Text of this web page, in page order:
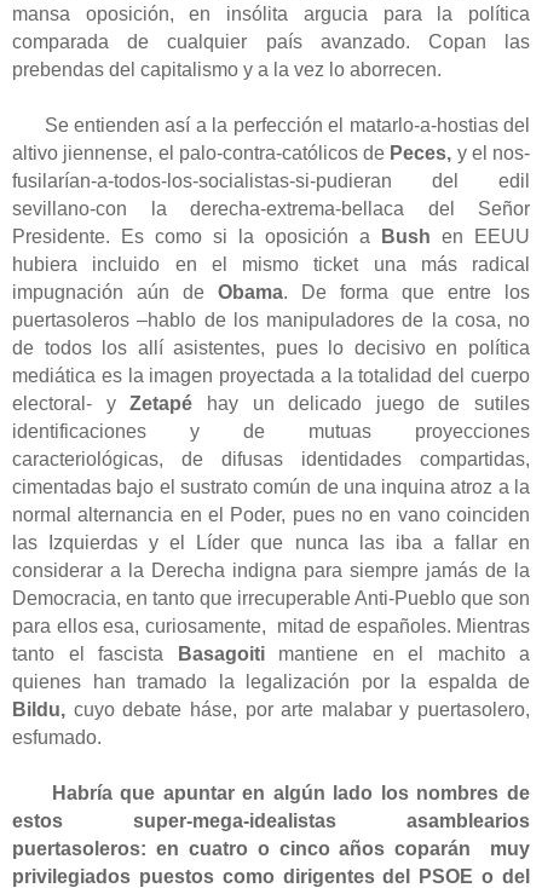
mansa oposición, en insólita argucia para la política
comparada de cualquier país avanzado. Copan las
prebendas del capitalismo y a la vez lo aborrecen.
Se entienden así a la perfección el matarlo-a-hostias del
altivo jiennense, el palo-contra-católicos de Peces, y el nos-
fusilarían-a-todos-los-socialistas-si-pudieran del edil
sevillano-con la derecha-extrema-bellaca del Señor
Presidente. Es como si la oposición a
Bush en EEUU
hubiera incluido en el mismo ticket una más radical
impugnación aún de Obama. De forma que entre los
puertasoleros –hablo de los manipuladores de la cosa, no
de todos los allí asistentes, pues lo decisivo en política
mediática es la imagen proyectada a la totalidad del cuerpo
electoral- yZetapé hay un delicado juego de sutiles
identificaciones y de mutuas proyecciones
caracteriológicas, de difusas identidades compartidas,
cimentadas bajo el sustrato común de una inquina atroz a la
normal alternancia en el Poder, pues no en vano coinciden
las Izquierdas y el Líder que nunca las iba a fallar en
considerar a la Derecha indigna para siempre jamás de la
Democracia, en tanto que irrecuperable Anti-Pueblo que son
para ellos esa, curiosamente,
mitad de españoles. Mientras
tanto el fascista
Basagoitimantiene en el machito a
quienes han tramado la legalización por la espalda de
Bildu, cuyo debate háse, por arte malabar y puertasolero,
esfumado.
Habría que apuntar en algún lado los nombres de
estos super-mega-idealistas asamblearios
puertasoleros: en cuatro o cinco años coparán muy
privilegiados puestos como dirigentes del PSOE o del